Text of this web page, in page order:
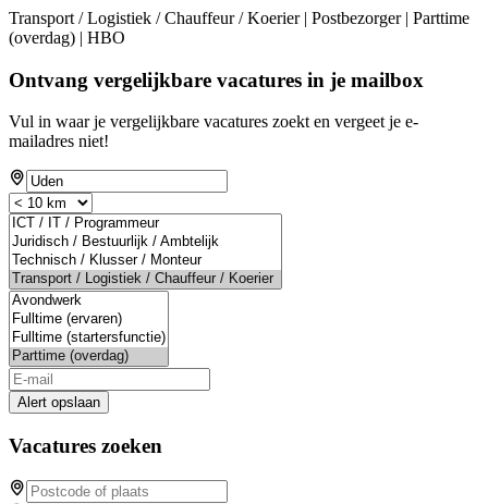
Transport / Logistiek / Chauffeur / Koerier | Postbezorger | Parttime
(overdag) | HBO
Ontvang vergelijkbare vacatures in je mailbox
Vul in waar je vergelijkbare vacatures zoekt en vergeet je e-
mailadres niet!
Alert opslaan
Vacatures zoeken